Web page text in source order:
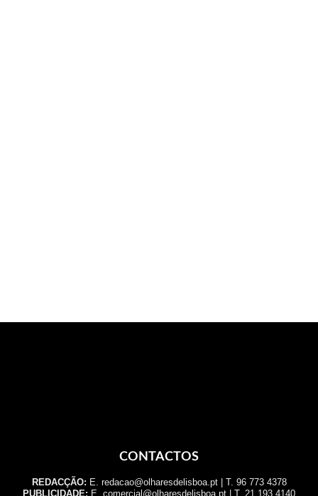
CONTACTOS
REDACÇÃO: E. redacao@olharesdelisboa.pt | T. 96 773 4378
PUBLICIDADE: E. comercial@olharesdelisboa.pt | T. 21 193 4140